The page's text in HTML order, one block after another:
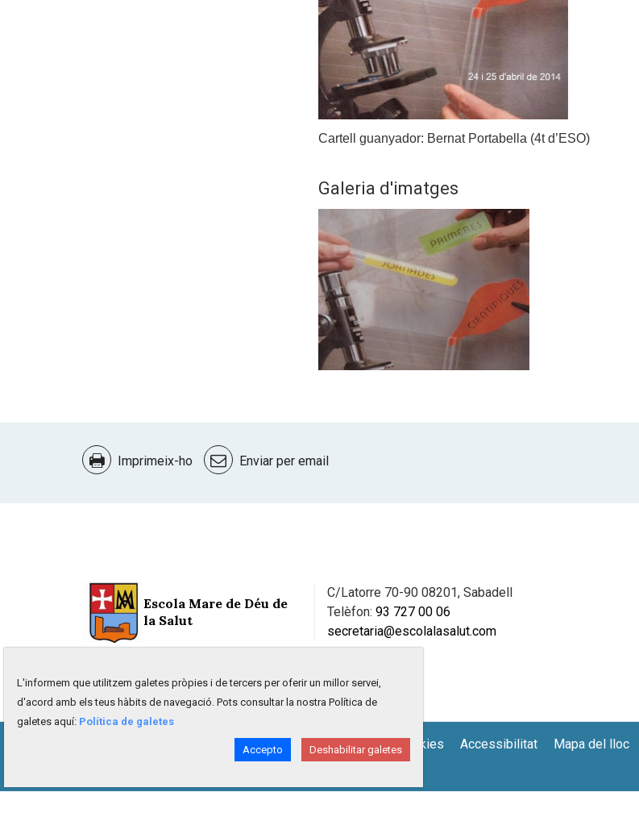
Cartell guanyador: Bernat Portabella (4t d’ESO)
Galeria d'imatges
Imprimeix-ho Enviar per email
Escola Mare de Déu de
la Salut
C/Latorre 70-90 08201, Sabadell
Telèfon:93 727 00 06
secretaria@escolalasalut.com
Política de privacitat Política de cookies Accessibilitat Mapa del lloc
L'informem que utilitzem galetes pròpies i de tercers per oferir un millor servei,
d'acord amb els teus hàbits de navegació. Pots consultar la nostra Política de
galetes aquí: Política de galetes
Accepto Deshabilitar galetes